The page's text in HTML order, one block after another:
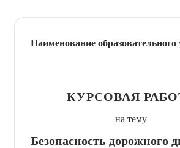
Наименование
КУРСОВАЯ
на тему
Безопасность дорожного